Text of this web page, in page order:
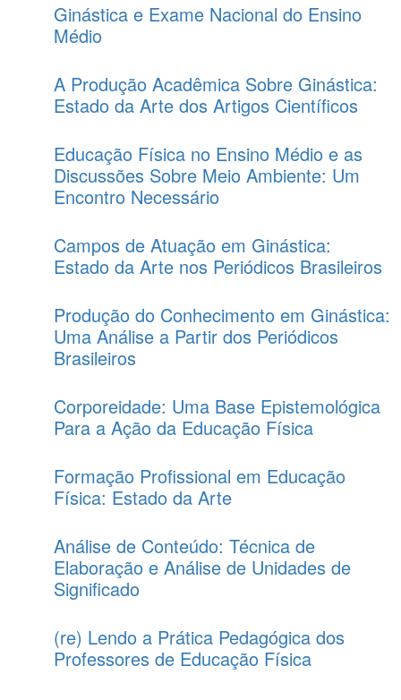
Ginástica e Exame Nacional do Ensino
Médio
A Produção Acadêmica Sobre Ginástica:
Estado da Arte dos Artigos Científicos
Educação Física no Ensino Médio e as
Discussões Sobre Meio Ambiente: Um
Encontro Necessário
Campos de Atuação em Ginástica:
Estado da Arte nos Periódicos Brasileiros
Produção do Conhecimento em Ginástica:
Uma Análise a Partir dos Periódicos
Brasileiros
Corporeidade: Uma Base Epistemológica
Para a Ação da Educação Física
Formação Profissional em Educação
Física: Estado da Arte
Análise de Conteúdo: Técnica de
Elaboração e Análise de Unidades de
Significado
(re) Lendo a Prática Pedagógica dos
Professores de Educação Física